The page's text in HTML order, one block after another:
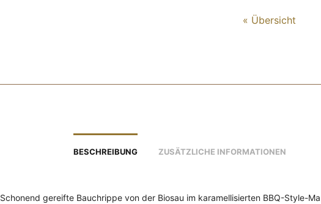
« Übersicht
BESCHREIBUNG ZUSÄTZLICHE INFORMATIONEN
Schonend gereifte Bauchrippe von der Biosau im karamellisierten BBQ-Style-